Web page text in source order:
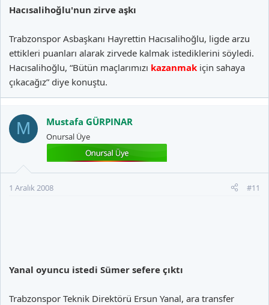
Hacısalihoğlu'nun zirve aşkı
Trabzonspor Asbaşkanı Hayrettin Hacısalihoğlu, ligde arzu
ettikleri puanları alarak zirvede kalmak istediklerini söyledi.
Hacısalihoğlu, “Bütün maçlarımızı kazanmak için sahaya
çıkacağız” diye konuştu.
M Mustafa GÜRPINAR
Onursal Üye
1 Aralık 2008 #11
Yanal oyuncu istedi Sümer sefere çıktı
Trabzonspor Teknik Direktörü Ersun Yanal, ara transfer